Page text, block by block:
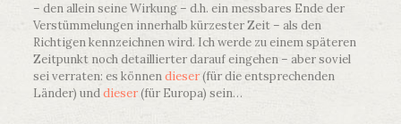
– den allein seine Wirkung – d.h. ein messbares Ende der
Verstümmelungen innerhalb kürzester Zeit – als den
Richtigen kennzeichnen wird. Ich werde zu einem späteren
Zeitpunkt noch detaillierter darauf eingehen – aber soviel
sei verraten: es könnendieser(für die entsprechenden
Länder) unddieser(für Europa) sein…